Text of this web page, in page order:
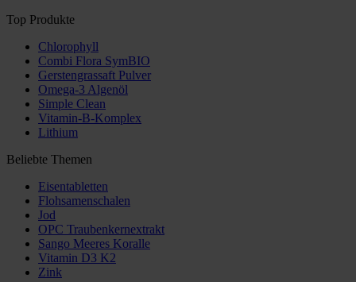
Top Produkte
Chlorophyll
Combi Flora SymBIO
Gerstengrassaft Pulver
Omega-3 Algenöl
Simple Clean
Vitamin-B-Komplex
Lithium
Beliebte Themen
Eisentabletten
Flohsamenschalen
Jod
OPC Traubenkernextrakt
Sango Meeres Koralle
Vitamin D3 K2
Zink